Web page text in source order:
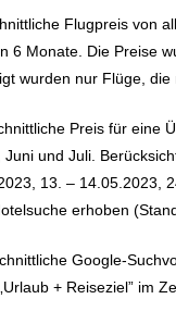
Flugpreis von
6 Monate. Die Preise
wurden nur Flüge,
Preis für eine
Juni und Juli.
13. – 14.05.2023,
erhoben
Google-
+ Reiseziel” im